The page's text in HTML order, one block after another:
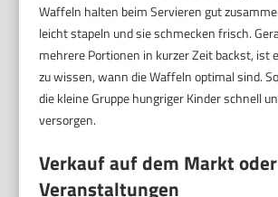
Waffeln halten beim Servieren gut
leicht stapeln und sie schmecken frisch.
mehrere Portionen in kurzer Zeit backst, ist
zu wissen, wann die Waffeln optimal sind.
die kleine Gruppe hungriger Kinder schnell
versorgen.
Verkauf auf dem Markt
Veranstaltungen